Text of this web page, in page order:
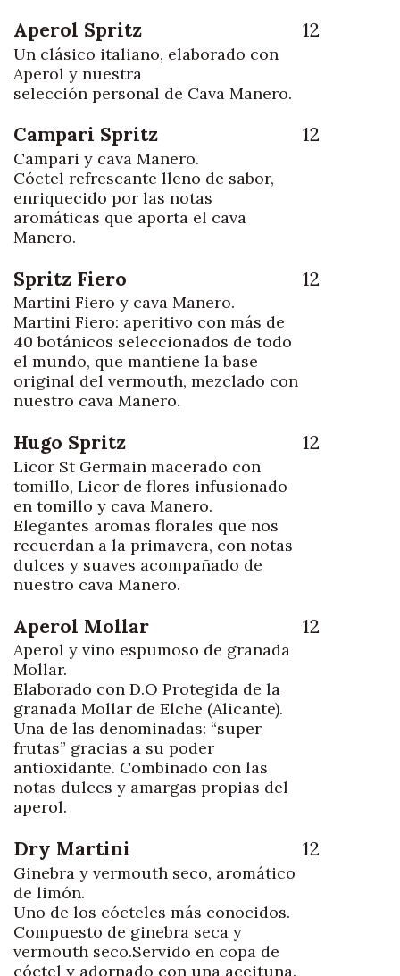
Aperol Spritz
Un clásico italiano, elaborado con
Aperol y nuestra
selección personal de Cava Manero.
12
Campari Spritz
Campari y cava Manero.
Cóctel refrescante lleno de sabor,
enriquecido por las notas
aromáticas que aporta el cava
Manero.
12
Spritz Fiero
Martini Fiero y cava Manero.
Martini Fiero: aperitivo con más de
40 botánicos seleccionados de todo
el mundo, que mantiene la base
original del vermouth, mezclado con
nuestro cava Manero.
12
Hugo Spritz
Licor St Germain macerado con
tomillo, Licor de flores infusionado
en tomillo y cava Manero.
Elegantes aromas florales que nos
recuerdan a la primavera, con notas
dulces y suaves acompañado de
nuestro cava Manero.
12
Aperol Mollar
Aperol y vino espumoso de granada
Mollar.
Elaborado con D.O Protegida de la
granada Mollar de Elche (Alicante).
Una de las denominadas: “super
frutas” gracias a su poder
antioxidante. Combinado con las
notas dulces y amargas propias del
aperol.
12
Dry Martini
Ginebra y vermouth seco, aromático
de limón.
Uno de los cócteles más conocidos.
Compuesto de ginebra seca y
vermouth seco.Servido en copa de
cóctel y adornado con una aceituna.
12